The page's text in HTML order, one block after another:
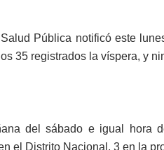
Pública notificó este
35 registrados la víspera, y
del sábado e igual hora
el Distrito Nacional, 3 en la